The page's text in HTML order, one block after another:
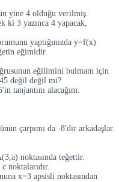
yine 4 olduğu verilmiş.
ki 3 yazınca 4 yapacak,
yaptığınızda y=f(x)
eğimidir.
eğilimini bulmam için
değil değil mi?
tanjantını alacağım.
çarpımı da -8'dir arkadaşlar.
noktasında teğettir.
noktalarıdır.
x=3 apsisli noktasından